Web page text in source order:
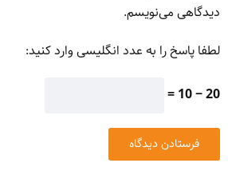
دیدگاهی می‌نویسم.
لطفا پاسخ را به عدد انگلیسی وارد کنید:
20 − 10 =